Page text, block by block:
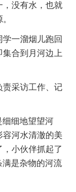
，没有水，也就
一溜烟儿跑回
合到月河边上
责采访工作、记
细细地望望河
河水清澈的美
小伙伴抓起了
是杂物的河流